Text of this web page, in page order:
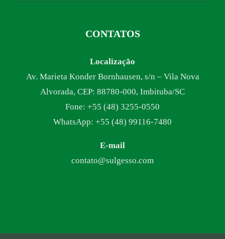
CONTATOS
Localização
Av. Marieta Konder Bornhausen, s/n – Vila Nova
Alvorada, CEP: 88780-000, Imbituba/SC
Fone: +55 (48) 3255-0550
WhatsApp: +55 (48) 99116-7480
E-mail
contato@sulgesso.com